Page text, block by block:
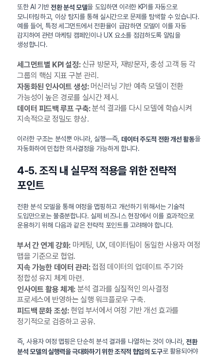
또한 AI 기반전환 분석 모델을 도입하면 이러한 KPI를 자동으로
모니터링하고, 이상 탐지를 통해 실시간으로 문제를 탐색할 수 있습니다.
예를 들어, 특정 세그먼트에서 전환율이 급감하면 모델이 이를 자동
감지하여 관련 마케팅 캠페인이나 UX 요소를 점검하도록 알림을
생성합니다.
세그먼트별 KPI 설정:신규 방문자, 재방문자, 충성 고객 등 각
그룹의 핵심 지표 구분 관리.
자동화된 인사이트 생성:머신러닝 기반 예측 모델이 전환
가능성이 높은 경로를 실시간 제시.
데이터 피드백 루프 구축:분석 결과를 다시 모델에 학습시켜
지속적으로 정밀도 향상.
이러한 구조는 분석뿐 아니라, 실행—즉, 데이터 주도적 전환 개선 활동을
자동화하여 민첩한 의사결정을 가능하게 합니다.
4-5. 조직 내 실무적 적용을 위한 전략적
포인트
전환 분석 모델을 통해 여정을 맵핑하고 개선하기 위해서는 기술적
도입만으로는 불충분합니다. 실제 비즈니스 현장에서 이를 효과적으로
운용하기 위해 다음과 같은 전략적 포인트를 고려해야 합니다.
부서 간 연계 강화:마케팅, UX, 데이터팀이 동일한 사용자 여정
맵을 기준으로 협업.
지속 가능한 데이터 관리:접점 데이터의 업데이트 주기와
정합성 유지 체계 마련.
인사이트 활용 체계:분석 결과를 실질적인 의사결정
프로세스에 반영하는 실행 워크플로우 구축.
피드백 문화 조성:현업 부서에서 여정 기반 개선 효과를
정기적으로 검증하고 공유.
즉, 사용자 여정 맵핑은 단순히 분석 결과를 나열하는 것이 아니라,전환
분석 모델의 실행력을 극대화하기 위한 조직적 협업의 도구로 활용되어야